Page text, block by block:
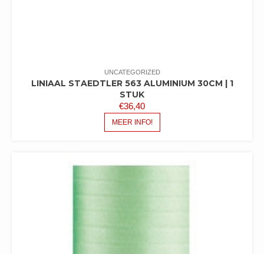
UNCATEGORIZED
LINIAAL STAEDTLER 563 ALUMINIUM 30CM | 1
STUK
€36,40
MEER INFO!